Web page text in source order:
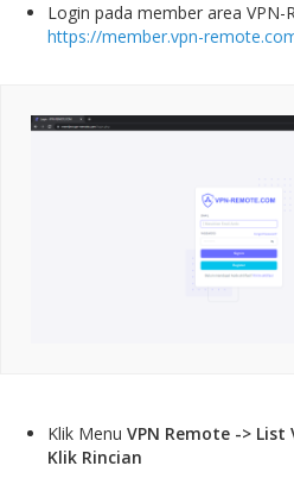
Login pada member area VPN-
https://member.vpn-
Klik Menu VPN Remote -> List
Klik Rincian